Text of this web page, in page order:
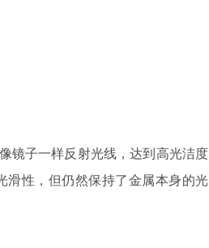
镜子一样反射光线，达到高光洁度
滑性，但仍然保持了金属本身的光